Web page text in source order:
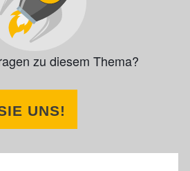
zu diesem Thema?
UNS!